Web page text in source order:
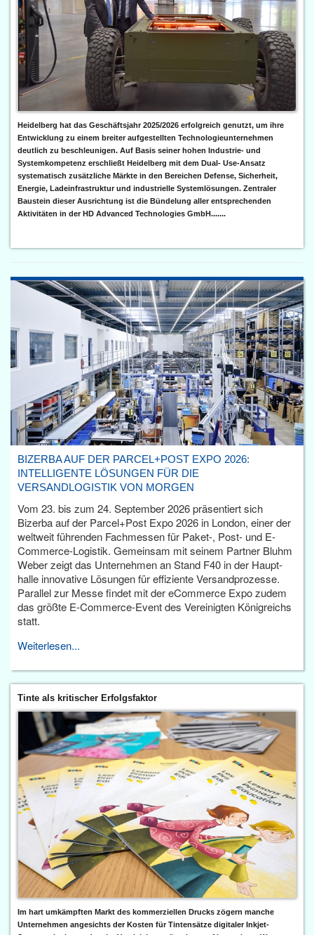
Heidelberg hat das Geschäftsjahr 2025/2026 erfolgreich genutzt, um ihre
Entwicklung zu einem breiter aufgestellten Technologieunternehmen
deutlich zu beschleunigen. Auf Basis seiner hohen Industrie- und
Systemkompetenz erschließt Heidelberg mit dem Dual- Use-Ansatz
systematisch zusätzliche Märkte in den Bereichen Defense, Sicherheit,
Energie, Ladeinfrastruktur und industrielle Systemlösungen. Zentraler
Baustein dieser Ausrichtung ist die Bündelung aller entsprechenden
Aktivitäten in der HD Advanced Technologies GmbH.......
BIZERBA AUF DER PARCEL+POST EXPO 2026:
INTELLIGENTE LÖSUNGEN FÜR DIE
VERSANDLOGISTIK VON MORGEN
Vom 23. bis zum 24. September 2026 präsentiert sich
Bizerba auf der Parcel+Post Expo 2026 in London, einer der
weltweit führenden Fachmessen für Paket-, Post- und E-
Commerce-Logistik. Gemeinsam mit seinem Partner Bluhm
Weber zeigt das Unternehmen an Stand F40 in der Haupt­
halle innovative Lösungen für effiziente Versandprozesse.
Parallel zur Messe findet mit der eCommerce Expo zudem
das größte E-Commerce-Event des Vereinigten Königreichs
statt.
Weiterlesen...
Tinte als kritischer Erfolgsfaktor
Im hart umkämpften Markt des kommerziellen Drucks zögern manche
Unternehmen angesichts der Kosten für Tintensätze digitaler Inkjet-